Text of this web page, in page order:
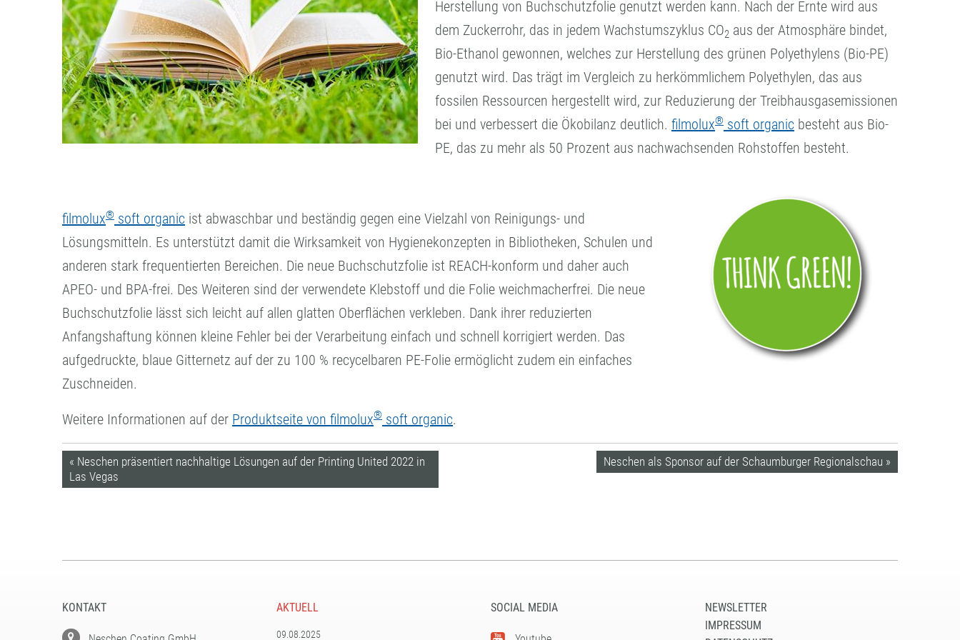
Herstellung von Buchschutzfolie genutzt werden kann. Nach der Ernte wird aus
dem Zuckerrohr, das in jedem Wachstumszyklus CO2 aus der Atmosphäre bindet,
Bio-Ethanol gewonnen, welches zur Herstellung des grünen Polyethylens (Bio-PE)
genutzt wird. Das trägt im Vergleich zu herkömmlichem Polyethylen, das aus
fossilen Ressourcen hergestellt wird, zur Reduzierung der Treibhausgasemissionen
bei und verbessert die Ökobilanz deutlich. filmolux® soft organic besteht aus Bio-
PE, das zu mehr als 50 Prozent aus nachwachsenden Rohstoffen besteht.
filmolux® soft organic ist abwaschbar und beständig gegen eine Vielzahl von Reinigungs- und
Lösungsmitteln. Es unterstützt damit die Wirksamkeit von Hygienekonzepten in Bibliotheken, Schulen und
anderen stark frequentierten Bereichen. Die neue Buchschutzfolie ist REACH-konform und daher auch
APEO- und BPA-frei. Des Weiteren sind der verwendete Klebstoff und die Folie weichmacherfrei. Die neue
Buchschutzfolie lässt sich leicht auf allen glatten Oberflächen verkleben. Dank ihrer reduzierten
Anfangshaftung können kleine Fehler bei der Verarbeitung einfach und schnell korrigiert werden. Das
aufgedruckte, blaue Gitternetz auf der zu 100 % recycelbaren PE-Folie ermöglicht zudem ein einfaches
Zuschneiden.
Weitere Informationen auf der Produktseite von filmolux® soft organic.
Neschen als Sponsor auf der Schaumburger Regionalschau »
« Neschen präsentiert nachhaltige Lösungen auf der Printing United 2022 in
Las Vegas
KONTAKT AKTUELL
09.08.2025
SOCIAL MEDIA
NEWSLETTER
IMPRESSUM